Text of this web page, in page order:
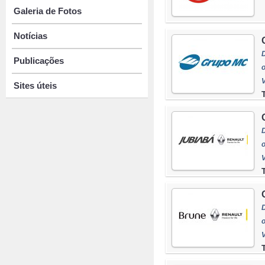
Galeria de Fotos
Notícias
Publicações
Sites úteis